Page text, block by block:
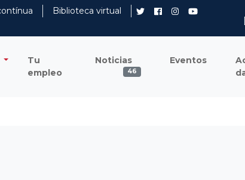
Biblioteca virtual
Tu
empleo
Noticias
46
Eventos